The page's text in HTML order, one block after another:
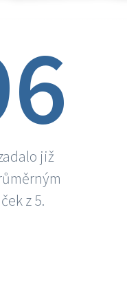
již
z 5.